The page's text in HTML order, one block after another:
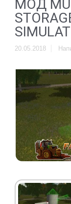
МОД
20.05.2018